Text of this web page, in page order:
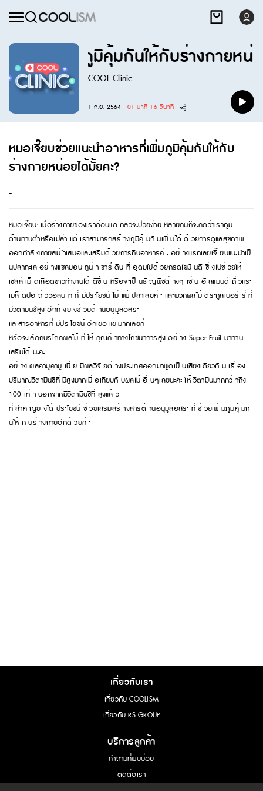
หารที่เพิ่มภูมิคุ้มกันให้กับร่างกายหน่อ
COOL Clinic
1 ก.ย. 2564 01 นาที 16 วินาที
หมอเจี๊ยบช่วยแนะนำอาหารที่เพิ่มภูมิคุ้มกันให้กับ
ร่างกายหน่อยได้มั้ยคะ?
-
หมอเจี๊ยบ: เมื่อร่างกายของเราอ่อนแอ กลัวจะป่วยง่าย หลายคนก็จะคิดว่าเราภูมิ
ต้านทานต่ำหรือเปล่า แต่ เราสามารถสร้ างภูมิคุ้ มกั นเพิ่ มได้ ด้ วยการดูแลสุขภาพ
ออกกำลั งกายสม่ ำเสมอและเสริมด้ วยการกินอาหารค่ ะ อย่ างแรกเลยเจี๊ ยบแนะนำเป็
นปลาทะเล อย่ างแซลมอน ทูน่ า ซาร์ ดีน ที่ อุดมไปด้ วยกรดไขมั นดี ซึ่ งไปช่ วยให้
เซลล์ เม็ ดเลือดขาวทำงานได้ ดีขึ้ น หรือจะเป็ นธั ญพืชต่ างๆ เช่ น อั ลแมนด์ ถั่ วแระ
เมล็ ดปอ ถั่ ววอลนั ท ที่ มีประโยชน์ ไม่ แพ้ ปลาเลยค่ ะ และพวกผลไม้ ตระกูลเบอร์ รี่ ที่
มีวิตามินซีสูง อีกทั้ งยั งช่ วยต้ านอนุมูลอิสระ
และสารอาหารที่ มีประโยชน์ อีกเยอะแยะมากเลยค่ ะ
หรือจะเลือกบริโภคผลไม้ ที่ ให้ คุณค่ าทางโภชนาการสูง อย่ าง Super Fruit มาทาน
เสริมได้ นะคะ
อย่ าง ผลคามูคามู เนี่ ย มีผลวิจั ยต่ างประเทศออกมาพูดเป็ นเสียงเดียวกั น เรื่ อง
ปริมาณวิตามินซีที่ มีสูงมากเมื่ อเทียบกั บผลไม้ อื่ นๆเลยนะคะ ให้ วิตามินมากกว่ าถึง
100 เท่ า นอกจากมีวิตามินซีที่ สูงแล้ ว
ที่ สำคั ญยั งได้ ประโยชน์ ช่ วยเสริมสร้ างสารต้ านอนุมูลอิสระ ที่ ช่ วยเพิ่ มภูมิคุ้ มกั
นให้ กั บร่ างกายอีกด้ วยค่ ะ
เกี่ยวกับเรา
เกี่ยวกับ COOLISM
เกี่ยวกับ RS GROUP
บริการลูกค้า
คำถามที่พบบ่อย
ติดต่อเรา